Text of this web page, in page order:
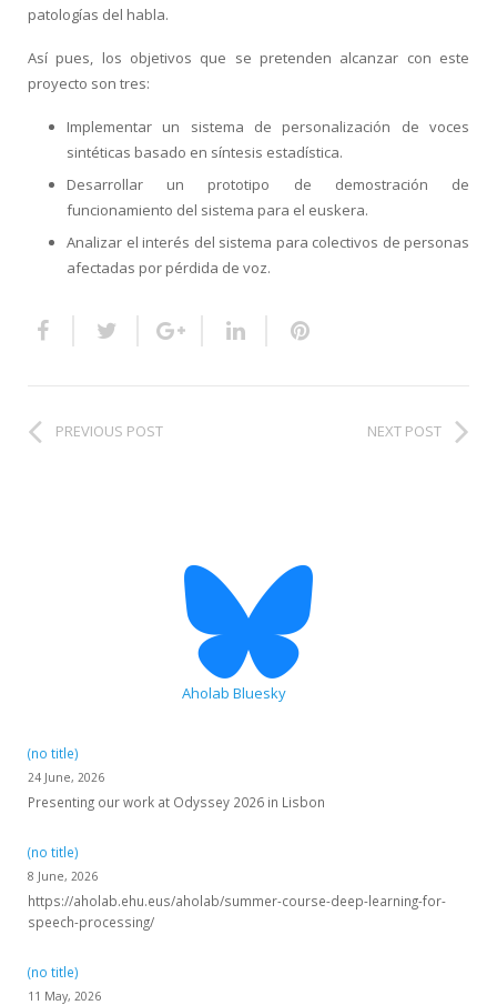
patologías del habla.
Así pues, los objetivos que se pretenden alcanzar con este
proyecto son tres:
Implementar un sistema de personalización de voces
sintéticas basado en síntesis estadística.
Desarrollar un prototipo de demostración de
funcionamiento del sistema para el euskera.
Analizar el interés del sistema para colectivos de personas
afectadas por pérdida de voz.
PREVIOUS POST NEXT POST
Aholab Bluesky
(no title)
24 June, 2026
Presenting our work at Odyssey 2026 in Lisbon
(no title)
8 June, 2026
https://aholab.ehu.eus/aholab/summer-course-deep-learning-for-
speech-processing/
(no title)
11 May, 2026